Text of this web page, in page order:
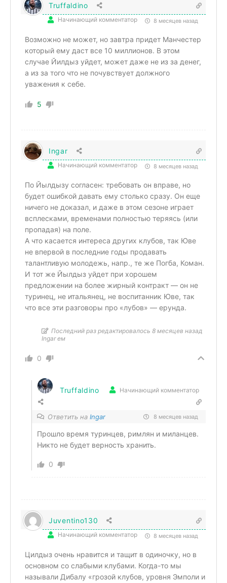
Truffaldino
Начинающий комментатор 8 месяцев назад
Возможно не может, но завтра придет Манчестер
который ему даст все 10 миллионов. В этом
случае Йилдыз уйдет, может даже не из за денег,
а из за того что не почувствует должного
уважения к себе.
5
Ingar
Начинающий комментатор 8 месяцев назад
По Йылдызу согласен: требовать он вправе, но
будет ошибкой давать ему столько сразу. Он еще
ничего не доказал, и даже в этом сезоне играет
всплесками, временами полностью теряясь (или
пропадая) на поле.
А что касается интереса других клубов, так Юве
не впервой в последние годы продавать
талантливую молодежь, напр., те же Погба, Коман.
И тот же Йылдыз уйдет при хорошем
предложении на более жирный контракт — он не
туринец, не итальянец, не воспитанник Юве, так
что все эти разговоры про «лубов» — ерунда.
Последний раз редактировалось 8 месяцев назад
Ingar ем
0
Truffaldino Начинающий комментатор
Ответить на Ingar 8 месяцев назад
Прошло время туринцев, римлян и миланцев.
Никто не будет верность хранить.
0
Juventino130
Начинающий комментатор 8 месяцев назад
Цилдыз очень нравится и тащит в одиночку, но в
основном со слабыми клубами. Когда-то мы
называли Дибалу «грозой клубов, уровня Эмполи и